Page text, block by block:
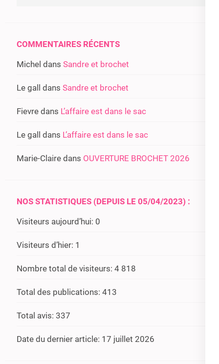
COMMENTAIRES RÉCENTS
Michel dans Sandre et brochet
Le gall dans Sandre et brochet
Fievre dans L’affaire est dans le sac
Le gall dans L’affaire est dans le sac
Marie-Claire dans OUVERTURE BROCHET 2026
NOS STATISTIQUES (DEPUIS LE 05/04/2023) :
Visiteurs aujourd’hui: 0
Visiteurs d’hier: 1
Nombre total de visiteurs: 4 818
Total des publications: 413
Total avis: 337
Date du dernier article: 17 juillet 2026